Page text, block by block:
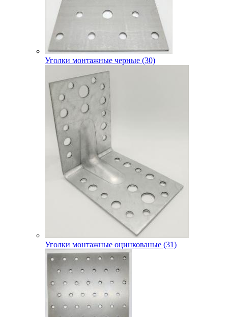
Уголки монтажные черные (30)
Уголки монтажные оцинкованые (31)